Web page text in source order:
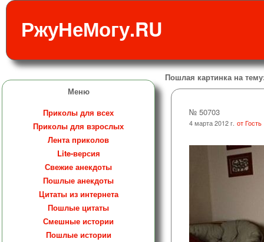
РжуНеМогу.RU
Меню
Приколы для всех
Приколы для взрослых
Лента приколов
Lite-версия
Свежие анекдоты
Пошлые анекдоты
Цитаты из интернета
Пошлые цитаты
Смешные истории
Пошлые истории
Пошлая картинка на
№ 50703
4 марта 2012 г. от Гость